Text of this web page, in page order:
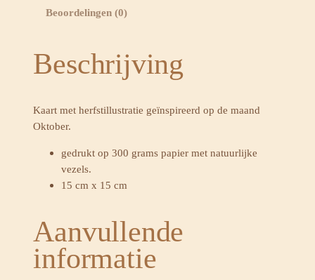
O
k
b
e
a
l
Beoordelingen (0)
Beschrijving
Kaart met herfstillustratie geïnspireerd op de maand
Oktober.
gedrukt op 300 grams papier met natuurlijke
vezels.
15 cm x 15 cm
Aanvullende
informatie